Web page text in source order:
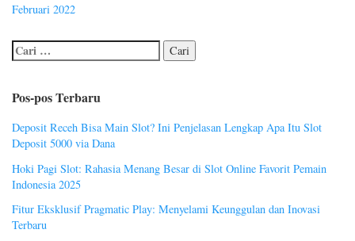
Februari 2022
Pos-pos Terbaru
Deposit Receh Bisa Main Slot? Ini Penjelasan Lengkap Apa Itu Slot
Deposit 5000 via Dana
Hoki Pagi Slot: Rahasia Menang Besar di Slot Online Favorit Pemain
Indonesia 2025
Fitur Eksklusif Pragmatic Play: Menyelami Keunggulan dan Inovasi
Terbaru